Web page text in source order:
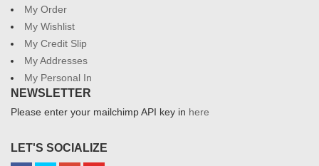
My Order
My Wishlist
My Credit Slip
My Addresses
My Personal In
NEWSLETTER
Please enter your mailchimp API key in here
LET'S SOCIALIZE